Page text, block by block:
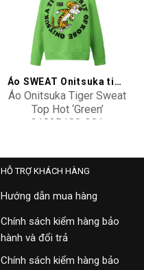
Add to
wishlist
Áo SWEAT Onitsuka tiger
Áo Onitsuka Tiger Sweat
Top Hot ‘Green’
2183B180-301
HỖ TRỢ KHÁCH HÀNG
Hướng dẫn mua hàng
Chính sách kiểm hàng bảo
hành và đổi trả
Chính sách kiểm hàng bảo